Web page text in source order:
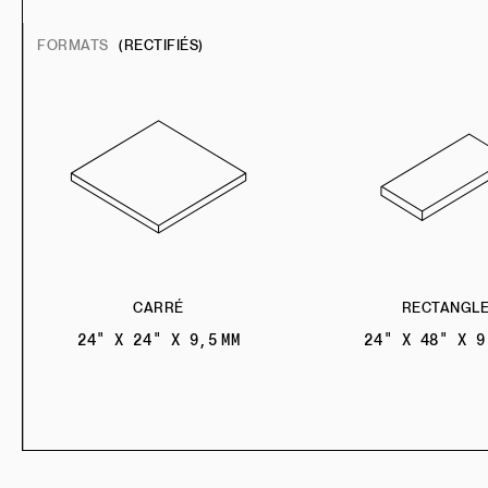
FORMATS (RECTIFIÉS)
CARRÉ
24" X 24" X 9,5 MM
RECTANGLE
24" X 48" X